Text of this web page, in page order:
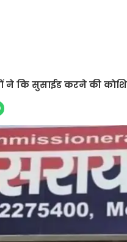
ने कि सुसाईड करने की